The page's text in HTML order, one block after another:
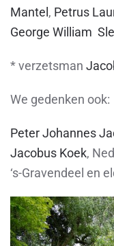
Mantel , Petrus
George William
*verzetsman
We gedenken ook:
Peter Johannes
Jacobus Koek,
‘s-Gravendeel en